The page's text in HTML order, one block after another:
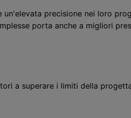
precisione nei loro
porta anche a migliori
a superare i limiti della